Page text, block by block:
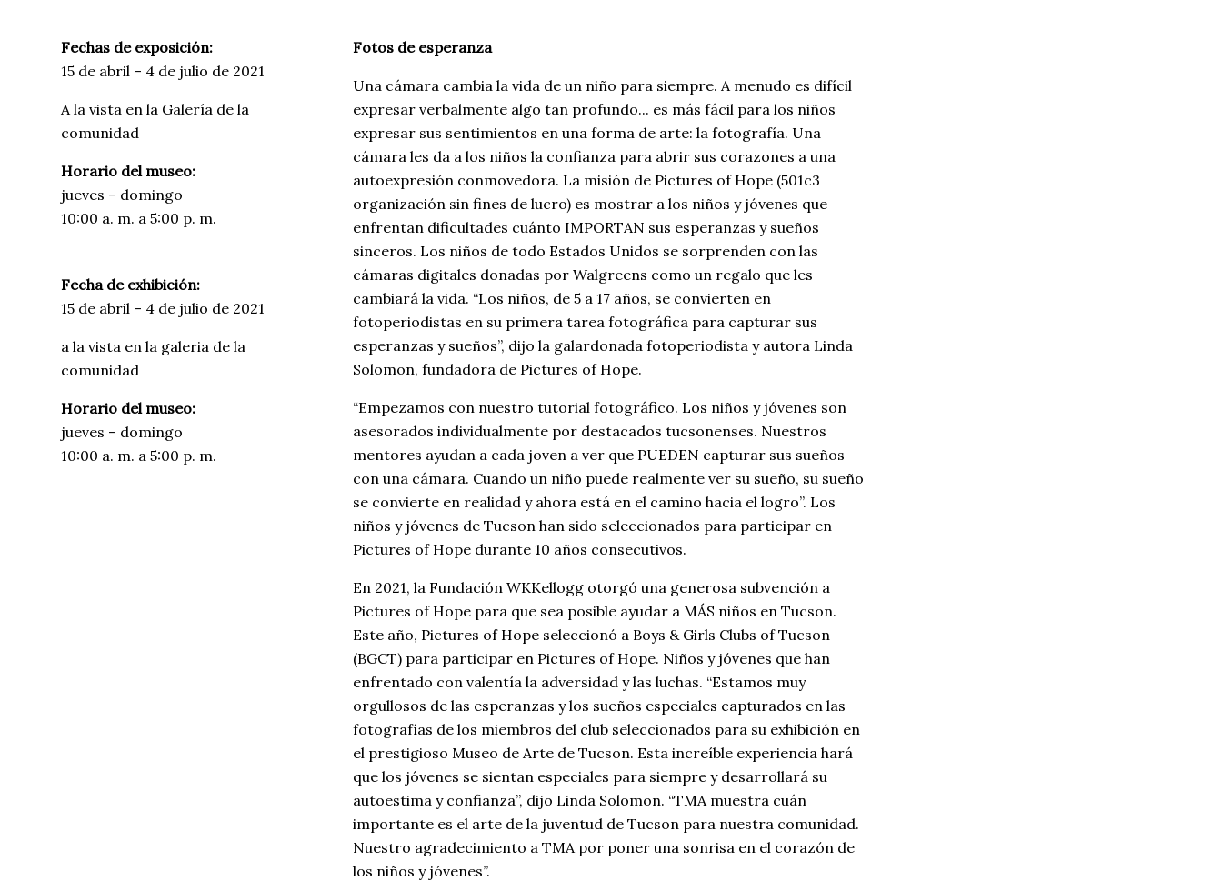
Fechas de exposición:
15 de abril – 4 de julio de 2021
A la vista en la Galería de la
comunidad
Horario del museo:
jueves – domingo
10:00 a. m. a 5:00 p. m.
Fecha de exhibición:
15 de abril – 4 de julio de 2021
a la vista en la galeria de la
comunidad
Horario del museo:
jueves – domingo
10:00 a. m. a 5:00 p. m.
Fotos de esperanza
Una cámara cambia la vida de un niño para siempre. A menudo es difícil
expresar verbalmente algo tan profundo... es más fácil para los niños
expresar sus sentimientos en una forma de arte: la fotografía. Una
cámara les da a los niños la confianza para abrir sus corazones a una
autoexpresión conmovedora. La misión de Pictures of Hope (501c3
organización sin fines de lucro) es mostrar a los niños y jóvenes que
enfrentan dificultades cuánto IMPORTAN sus esperanzas y sueños
sinceros. Los niños de todo Estados Unidos se sorprenden con las
cámaras digitales donadas por Walgreens como un regalo que les
cambiará la vida. “Los niños, de 5 a 17 años, se convierten en
fotoperiodistas en su primera tarea fotográfica para capturar sus
esperanzas y sueños”, dijo la galardonada fotoperiodista y autora Linda
Solomon, fundadora de Pictures of Hope.
“Empezamos con nuestro tutorial fotográfico. Los niños y jóvenes son
asesorados individualmente por destacados tucsonenses. Nuestros
mentores ayudan a cada joven a ver que PUEDEN capturar sus sueños
con una cámara. Cuando un niño puede realmente ver su sueño, su sueño
se convierte en realidad y ahora está en el camino hacia el logro”. Los
niños y jóvenes de Tucson han sido seleccionados para participar en
Pictures of Hope durante 10 años consecutivos.
En 2021, la Fundación WKKellogg otorgó una generosa subvención a
Pictures of Hope para que sea posible ayudar a MÁS niños en Tucson.
Este año, Pictures of Hope seleccionó a Boys & Girls Clubs of Tucson
(BGCT) para participar en Pictures of Hope. Niños y jóvenes que han
enfrentado con valentía la adversidad y las luchas. “Estamos muy
orgullosos de las esperanzas y los sueños especiales capturados en las
fotografías de los miembros del club seleccionados para su exhibición en
el prestigioso Museo de Arte de Tucson. Esta increíble experiencia hará
que los jóvenes se sientan especiales para siempre y desarrollará su
autoestima y confianza”, dijo Linda Solomon. “TMA muestra cuán
importante es el arte de la juventud de Tucson para nuestra comunidad.
Nuestro agradecimiento a TMA por poner una sonrisa en el corazón de
los niños y jóvenes”.